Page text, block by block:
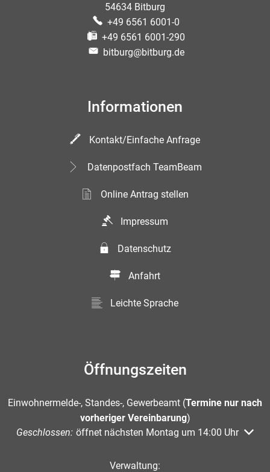
54634 Bitburg
+49 6561 6001-0
+49 6561 6001-290
bitburg@bitburg.de
Informationen
Kontakt/Einfache Anfrage
Datenpostfach TeamBeam
Online Antrag stellen
Impressum
Datenschutz
Anfahrt
Leichte Sprache
Öffnungszeiten
Einwohnermelde-, Standes-, Gewerbeamt (Termine nur nach
vorheriger Vereinbarung)
Klicken, um weitere Öffnungs- oder Schließzeiten
Geschlossen: öffnet nächsten Montag um 14:00 Uhr
Verwaltung: